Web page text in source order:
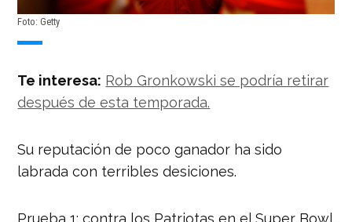
Foto: Getty
Te interesa: Rob Gronkowski se podría retirar
después de esta temporada.
Su reputación de poco ganador ha sido
labrada con terribles desiciones.
Prueba 1: contra los Patriotas en el Super Bowl